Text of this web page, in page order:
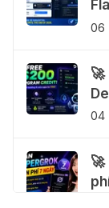
06
🚀
04
🚀